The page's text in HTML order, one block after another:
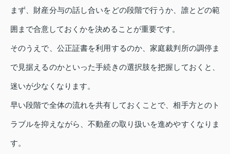
まず、財産分与の話し合いをどの段階で行うか、誰とどの範
囲まで合意しておくかを決めることが重要です。
そのうえで、公正証書を利用するのか、家庭裁判所の調停ま
で見据えるのかといった手続きの選択肢を把握しておくと、
迷いが少なくなります。
早い段階で全体の流れを共有しておくことで、相手方とのト
ラブルを抑えながら、不動産の取り扱いを進めやすくなりま
す。